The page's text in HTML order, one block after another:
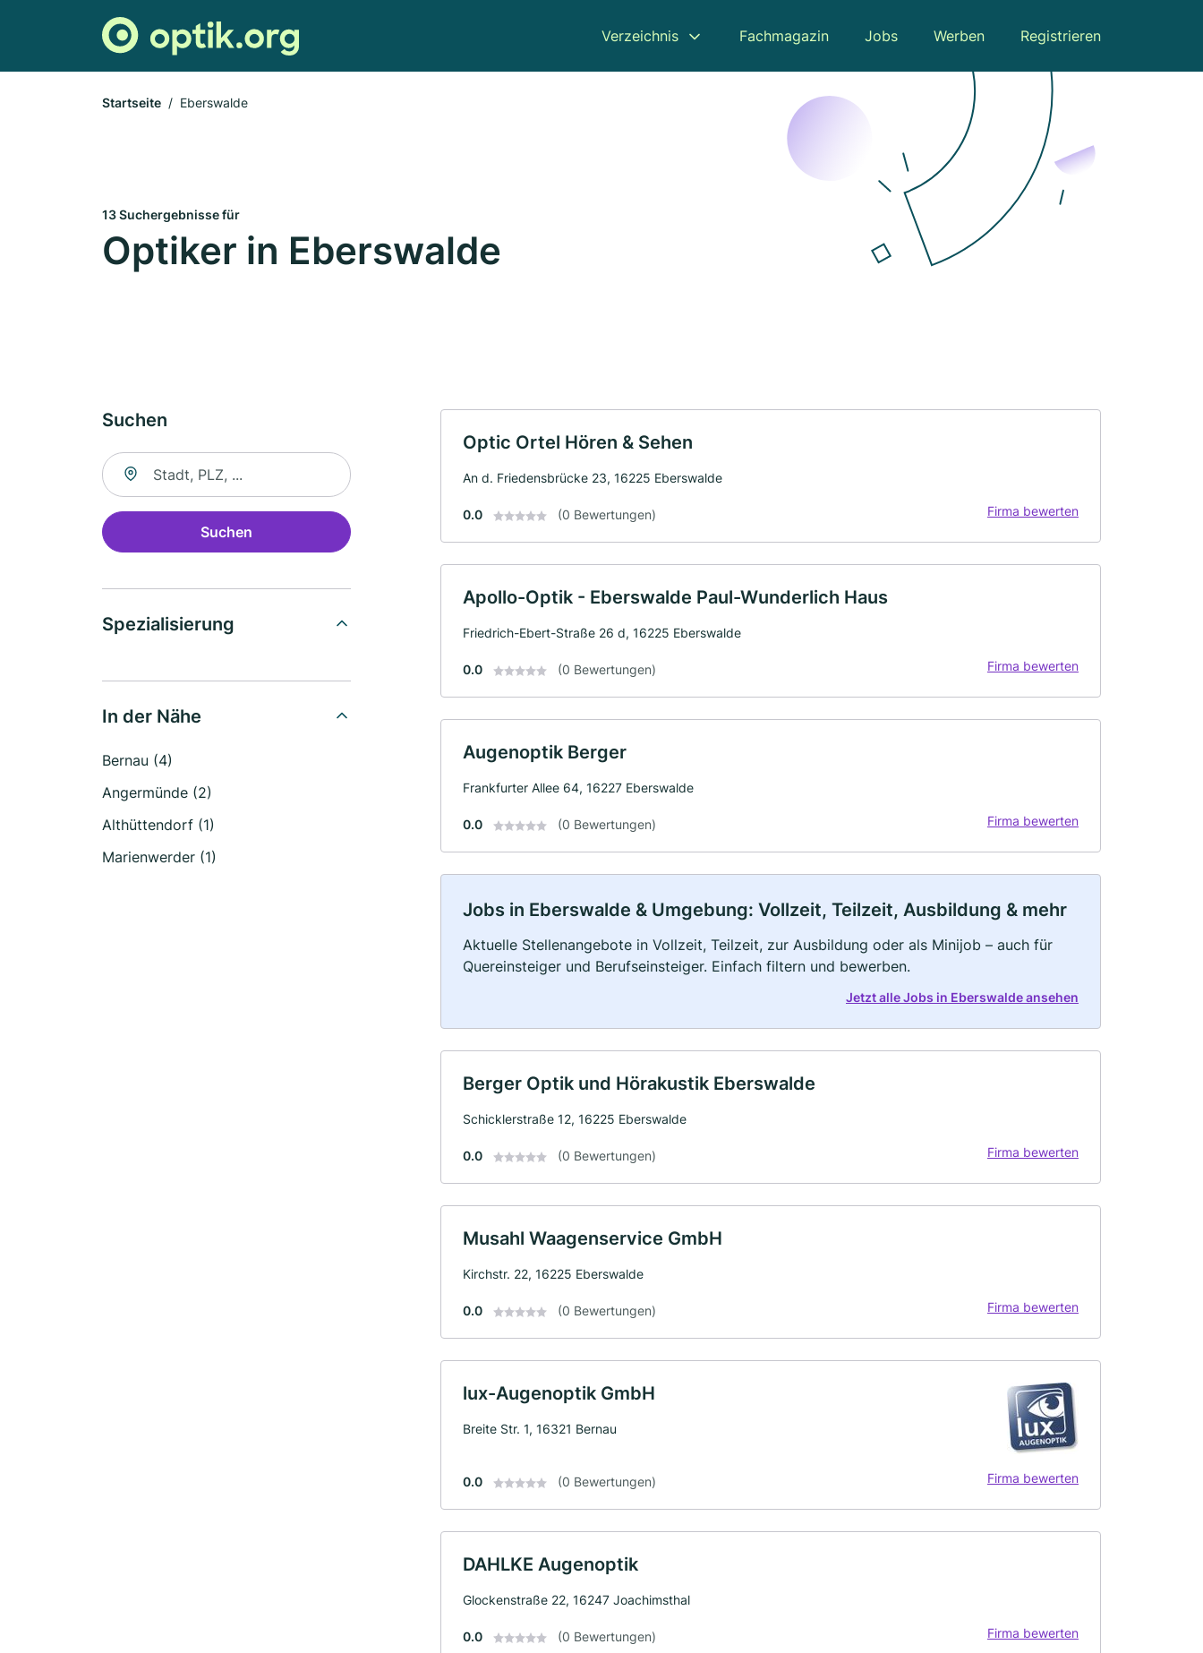
Verzeichnis Fachmagazin Jobs Werben Registrieren
Startseite Eberswalde
13 Suchergebnisse für
Optiker in Eberswalde
Suchen
Suche nach Ort
Suchen
Spezialisierung
In der Nähe
Bernau (4)
Angermünde (2)
Althüttendorf (1)
Marienwerder (1)
Optic Ortel Hören & Sehen
An d. Friedensbrücke 23, 16225 Eberswalde
0.0 (0 Bewertungen) Firma bewerten
Apollo-Optik - Eberswalde Paul-Wunderlich Haus
Friedrich-Ebert-Straße 26 d, 16225 Eberswalde
0.0 (0 Bewertungen) Firma bewerten
Augenoptik Berger
Frankfurter Allee 64, 16227 Eberswalde
0.0 (0 Bewertungen) Firma bewerten
Jobs in Eberswalde & Umgebung: Vollzeit, Teilzeit, Ausbildung & mehr
Aktuelle Stellenangebote in Vollzeit, Teilzeit, zur Ausbildung oder als Minijob – auch für
Quereinsteiger und Berufseinsteiger. Einfach filtern und bewerben.
Jetzt alle Jobs in Eberswalde ansehen
Berger Optik und Hörakustik Eberswalde
Schicklerstraße 12, 16225 Eberswalde
0.0 (0 Bewertungen) Firma bewerten
Musahl Waagenservice GmbH
Kirchstr. 22, 16225 Eberswalde
0.0 (0 Bewertungen) Firma bewerten
lux-Augenoptik GmbH
Breite Str. 1, 16321 Bernau
0.0 (0 Bewertungen) Firma bewerten
DAHLKE Augenoptik
Glockenstraße 22, 16247 Joachimsthal
0.0 (0 Bewertungen) Firma bewerten